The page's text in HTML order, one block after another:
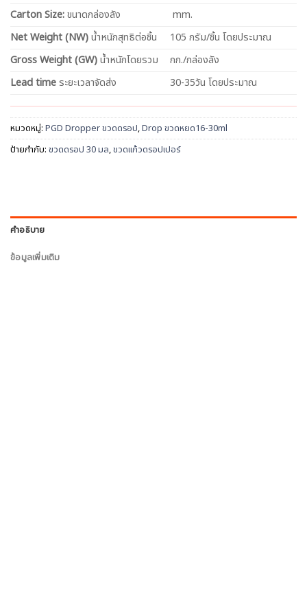
Carton Size:ขนาดกล่องลัง
mm.
NetWeight (NW)น้ำหนักสุทธิต่อชิ้น
105 กรัม/ชิ้น โดยประมาณ
Gross Weight (GW)น้ำหนักโดยรวม
กก./กล่องลัง
Lead time ระยะเวลาจัดส่ง 30-35วัน โดยประมาณ
หมวดหมู่: PGD Dropper ขวดดรอป,Drop ขวดหยด16-30ml
ป้ายกำกับ: ขวดดรอป 30 มล,ขวดแก้วดรอปเปอร์
คำอธิบาย
ข้อมูลเพิ่มเติม